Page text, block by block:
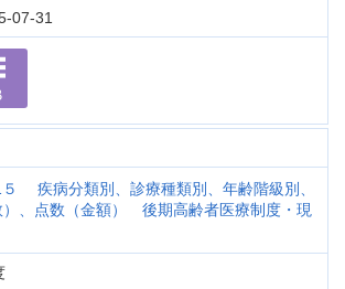
07-31
疾病分類別、診療種類別、年齢階級別、
）、点数（金額） 後期高齢者医療制度・現